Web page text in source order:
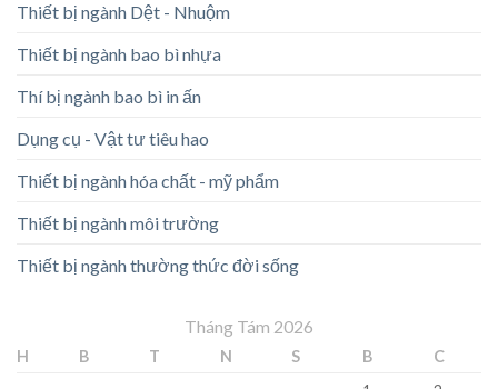
Thiết bị ngành Dệt - Nhuộm
Thiết bị ngành bao bì nhựa
Thí bị ngành bao bì in ấn
Dụng cụ - Vật tư tiêu hao
Thiết bị ngành hóa chất - mỹ phẩm
Thiết bị ngành môi trường
Thiết bị ngành thường thức đời sống
Tháng Tám 2026
H B T N S B
C